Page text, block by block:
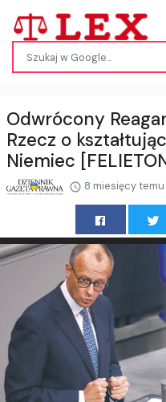
Odwrócony
Rzecz o
Niemiec
8 miesięcy temu